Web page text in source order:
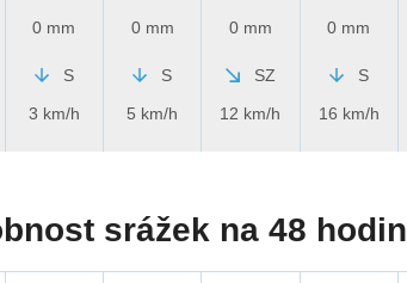
0 mm
S
3 km/h
0 mm
S
5 km/h
0 mm
SZ
12 km/h
0 mm
S
16 km/h
srážek na 48 hodin